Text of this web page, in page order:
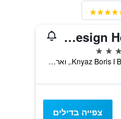
Graffit Gallery Design Hotel
65 Knyaz Boris I Blvd., וארנה, בולגריה
צפייה בדילים